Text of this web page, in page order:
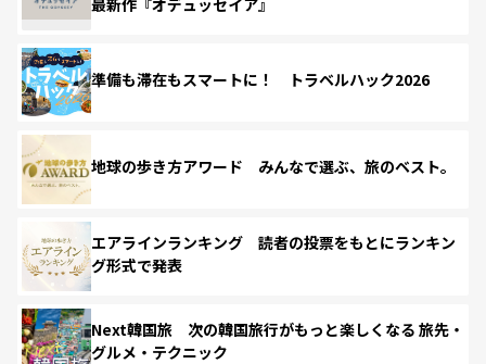
準備も滞在もスマートに！ トラベルハック2026
地球の歩き方アワード みんなで選ぶ、旅のベスト。
エアラインランキング 読者の投票をもとにランキン
グ形式で発表
Next韓国旅 次の韓国旅行がもっと楽しくなる 旅先・
グルメ・テクニック